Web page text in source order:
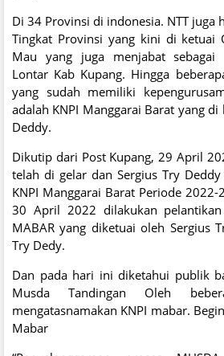
Di 34 Provinsi di indonesia. NTT juga
Tingkat Provinsi yang kini di ketuai
Mau yang juga menjabat
Lontar Kab Kupang. Hingga
yang sudah memiliki
adalah KNPI Manggarai Barat yang
Deddy.
Dikutip dari Post Kupang, 29 April
telah di gelar dan Sergius Try
KNPI Manggarai Barat Periode
30 April 2022 dilakukan
MABAR yang diketuai oleh Sergius
Try Dedy.
Dan pada hari ini diketahui publik
Musda Tandingan Oleh
mengatasnamakan KNPI mabar.
Mabar